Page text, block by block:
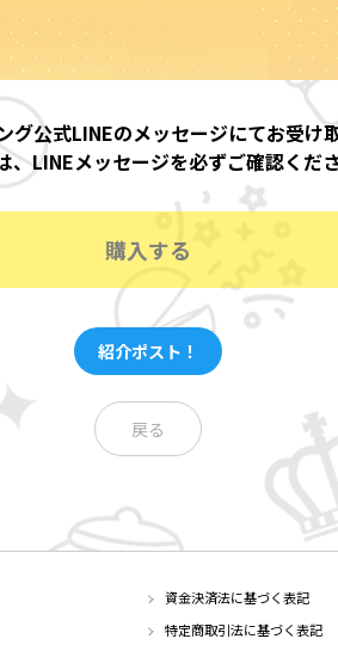
グ公式LINEのメッセージにてお受け
、LINEメッセージを必ずご確認くださ
購入する
紹介ポスト！
戻る
資金決済法に基づく表記
特定商取引法に基づく表記